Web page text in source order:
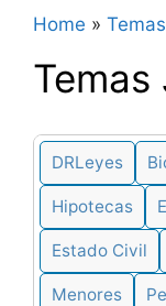
Home »
DRLeyes
Hipotecas
Estado Civil
Menores